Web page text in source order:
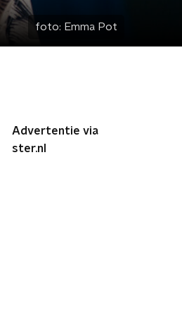
foto: Emma Pot
Advertentie via
ster.nl